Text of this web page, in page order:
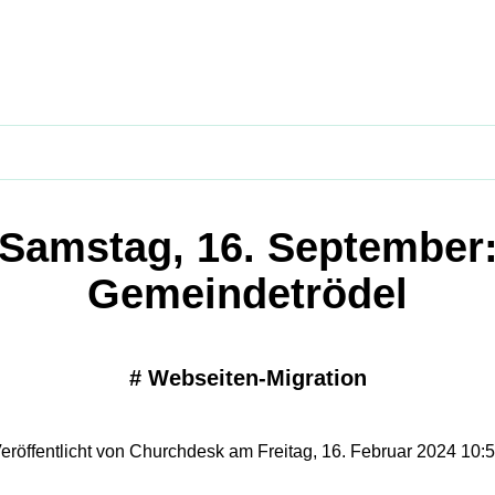
16.
Gemeindetrödel
# Webseiten-Migration
von Churchdesk am Freitag, 16. Februar 2024